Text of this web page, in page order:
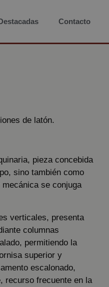
Contacto
de latón.
pieza concebida
sino también como
se conjuga
verticales, presenta
columnas
permitiendo la
superior y
escalonado,
recurso frecuente en la